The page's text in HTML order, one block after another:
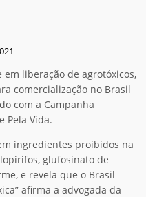
liberação de agrotóxicos,
comercialização no Brasil
com a Campanha
Pela Vida.
ingredientes proibidos na
glufosinato de
e revela que o Brasil
afirma a advogada da